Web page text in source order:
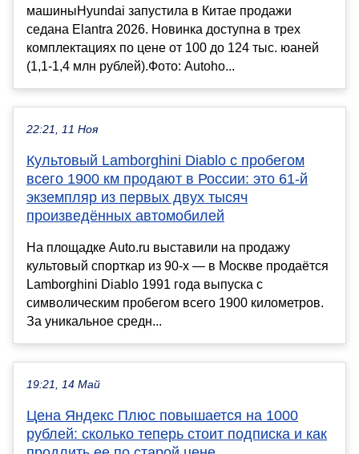
машиныHyundai запустила в Китае продажи
седана Elantra 2026. Новинка доступна в трех
комплектациях по цене от 100 до 124 тыс. юаней
(1,1-1,4 млн рублей).Фото: Autoho...
22:21, 11 Ноя
Культовый Lamborghini Diablo с пробегом
всего 1900 км продают в России: это 61-й
экземпляр из первых двух тысяч
произведённых автомобилей
На площадке Auto.ru выставили на продажу
культовый спорткар из 90-х — в Москве продаётся
Lamborghini Diablo 1991 года выпуска с
символическим пробегом всего 1900 километров.
За уникальное средн...
19:21, 14 Май
Цена Яндекс Плюс повышается на 1000
рублей: сколько теперь стоит подписка и как